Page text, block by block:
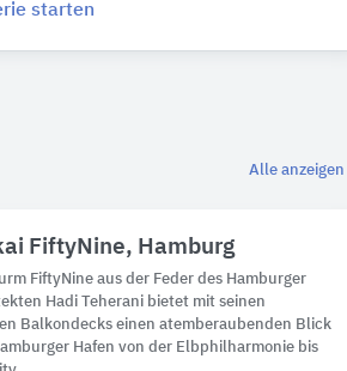
starten
Alle anzeigen
FiftyNine, Hamburg
FiftyNine aus der Feder des Hamburger
Hadi Teherani bietet mit seinen
Balkondecks einen atemberaubenden Blick
Hafen von der Elbphilharmonie bis